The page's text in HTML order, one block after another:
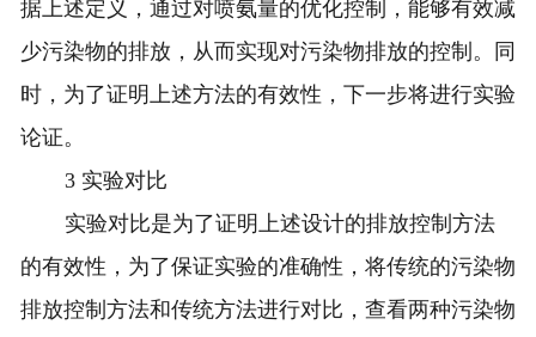
据上述定义，通过对喷氨量的优化控制，能够有效减
少污染物的排放，从而实现对污染物排放的控制。同
时，为了证明上述方法的有效性，下一步将进行实验
论证。
3 实验对比
实验对比是为了证明上述设计的排放控制方法
的有效性，为了保证实验的准确性，将传统的污染物
排放控制方法和传统方法进行对比，查看两种污染物